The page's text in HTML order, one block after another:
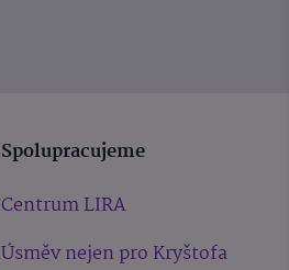
Spolupracujeme
Centrum LIRA
Úsměv nejen pro Kryštofa